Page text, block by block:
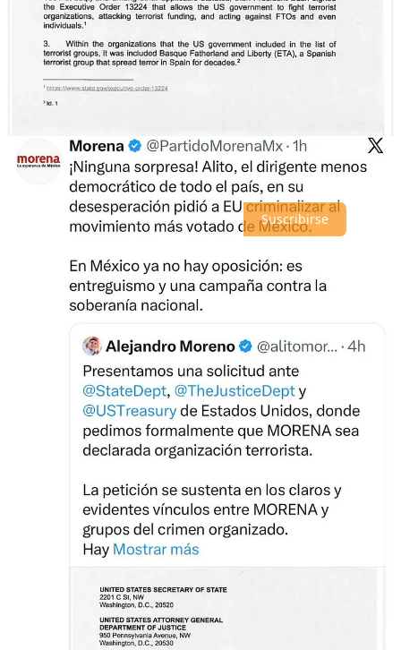
Lo mejor de Último
Por supuesto, sigue adelante.
Suscribirse
Crea tu Substack
Descargar la app
es el hogar de la gran cultura